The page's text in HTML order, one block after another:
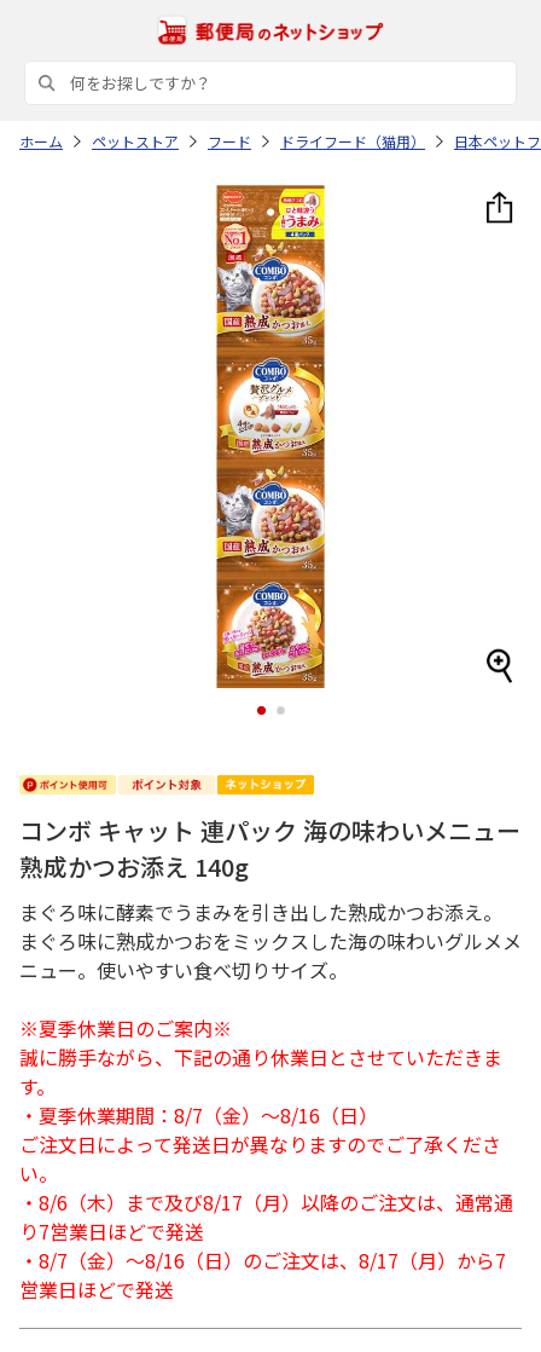
ホーム ペットストア フード ドライフード（猫用） 日本ペット
1 2
コンボ キャット 連パック 海の味わいメニュー
熟成かつお添え 140g
まぐろ味に酵素でうまみを引き出した熟成かつお添え。
まぐろ味に熟成かつおをミックスした海の味わいグルメメ
ニュー。使いやすい食べ切りサイズ。
※夏季休業日のご案内※
誠に勝手ながら、下記の通り休業日とさせていただきま
す。
・夏季休業期間：8/7（金）～8/16（日）
ご注文日によって発送日が異なりますのでご了承くださ
い。
・8/6（木）まで及び8/17（月）以降のご注文は、通常通
り7営業日ほどで発送
・8/7（金）～8/16（日）のご注文は、8/17（月）から7
営業日ほどで発送